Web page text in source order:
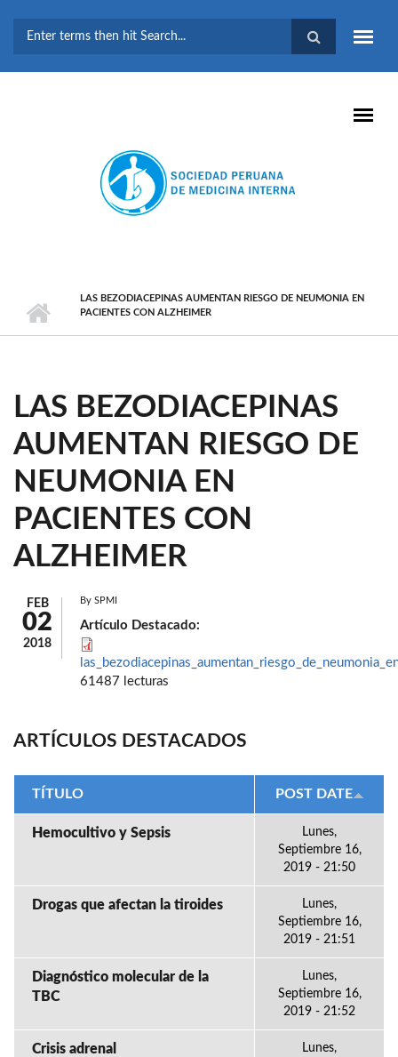
BÚSQUEDA
LAS BEZODIACEPINAS AUMENTAN RIESGO DE NEUMONIA EN
PACIENTES CON ALZHEIMER
LAS BEZODIACEPINAS
AUMENTAN RIESGO DE
NEUMONIA EN
PACIENTES CON
ALZHEIMER
FEB
02
2018
By SPMI
Artículo Destacado:
61487 lecturas
ARTÍCULOS DESTACADOS
TÍTULO POST DATE
Hemocultivo y Sepsis
Lunes,
Septiembre 16,
2019 - 21:50
Drogas que afectan la tiroides
Lunes,
Septiembre 16,
2019 - 21:51
Diagnóstico molecular de la
TBC
Lunes,
Septiembre 16,
2019 - 21:52
Crisis adrenal
Lunes,